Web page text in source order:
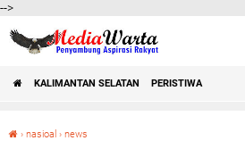
-->
KALIMANTAN SELATAN PERISTIWA
› nasioal › news